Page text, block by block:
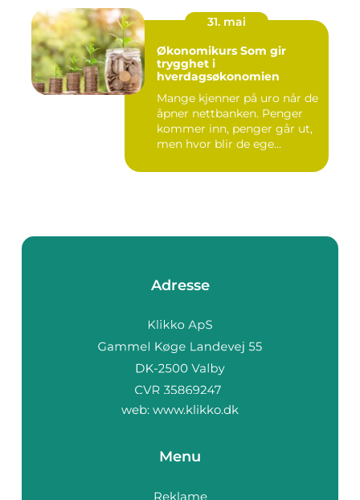
31. mai
Økonomikurs Som gir
trygghet i
hverdagsøkonomien
Mange kjenner på uro når de
åpner nettbanken. Penger
kommer inn, penger går ut,
men hvor blir de ege...
Adresse
web: www.klikko.dk
Menu
Reklame